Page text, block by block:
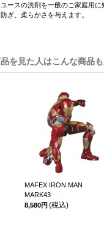
ユースの洗剤を一般のご家庭用
ぎ、柔らかさを与えます。
を見た人はこんな商品
MAFEX IRON MAN
MARK43
8,580円 (税込)